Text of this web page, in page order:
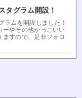
タグラム開設！
ラムを開設しました！
ーやその他かっこいい
すので、是非フォロ